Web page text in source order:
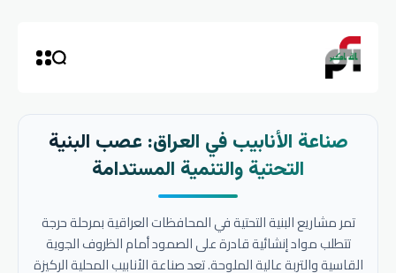
صناعة الأنابيب في العراق: عصب البنية
التحتية والتنمية المستدامة
تمر مشاريع البنية التحتية في المحافظات العراقية بمرحلة حرجة
تتطلب مواد إنشائية قادرة على الصمود أمام الظروف الجوية
القاسية والتربة عالية الملوحة. تعد صناعة الأنابيب المحلية الركيزة